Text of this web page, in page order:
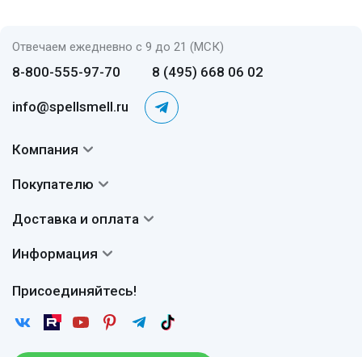
Отвечаем ежедневно с 9 до 21 (МСК)
8-800-555-97-70 8 (495) 668 06 02
info@spellsmell.ru
Присоединяйтесь!
Компания
Авторы
Сертификаты
Покупателю
Вопросы и ответы
Отзывы
Статьи
Доставка и оплата
Доставка
Возврат
Информация
Пользовательское соглашение